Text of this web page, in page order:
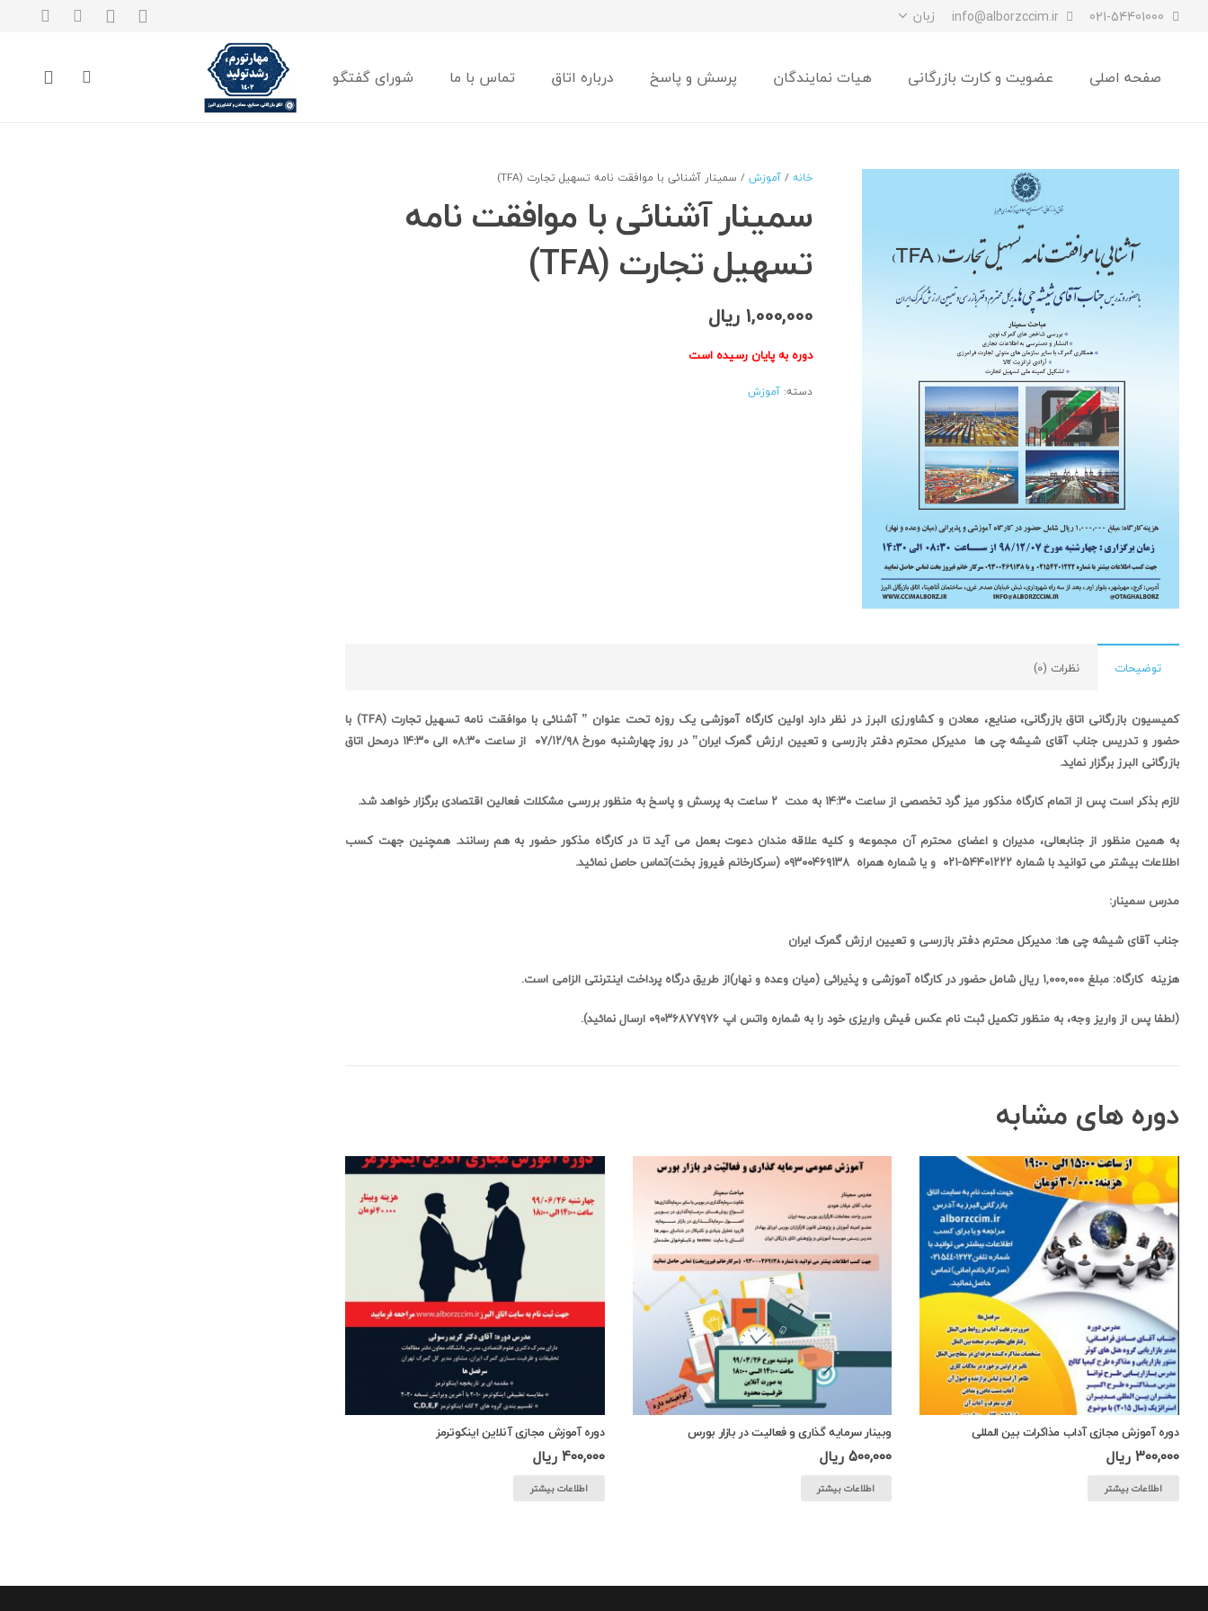
021-54401000
info@alborzccim.ir زبان
صفحه اصلی عضویت و کارت بازرگانی هیات نمایندگان پرسش و پاسخ درباره اتاق تماس با ما شورای گفتگو
خانه /آموزش / سمینار آشنائی با موافقت نامه تسهیل تجارت (TFA)
سمینار آشنائی با موافقت نامه
تسهیل تجارت (TFA)
1,000,000 ریال
دوره به پایان رسیده است
دسته:آموزش
توضیحات نظرات (0)
کمیسیون بازرگانی اتاق بازرگانی، صنایع، معادن و کشاورزی البرز در نظر دارداولین کارگاه آموزشی یک روزه تحت عنوان ” آشنائی با موافقت نامه تسهیل تجارت (TFA) با
حضور و تدریس جناب آقای شیشه چی هامدیرکل محترم دفتر بازرسی و تعیین ارزش گمرک ایران” در روزچهارشنبه مورخ۰۷/۱۲/۹۸ از ساعت۰۸:۳۰ الی ۱۴:۳۰
درمحل اتاق
بازرگانی البرز برگزار نماید.
لازم بذکر است پس از اتمام کارگاه مذکورمیز گرد تخصصی از ساعت۱۴:۳۰ به مدت۲ ساعت به پرسش و پاسخ به منظور بررسی مشکلات فعالین اقتصادی برگزار خواهد شد.
به همین منظور از جنابعالی، مدیران و اعضای محترم آن مجموعه و کلیه علاقه مندان دعوت بعمل می آید تا در کارگاه مذکور حضور به هم رسانند. همچنین جهت کسب
اطلاعات بیشتر می توانید با شماره ۵۴۴۰۱۲۲۲-۰۲۱ و یا شماره همراه ۰۹۳۰۰۴۶۹۱۳۸ (سرکارخانم فیروز بخت)تماس حاصل نمائید.
مدرس سمینار:
جناب آقای شیشه چی ها: مدیرکل محترم دفتر بازرسی و تعیین ارزش گمرک ایران
هزینه کارگاه:مبلغ ۱,۰۰۰,۰۰۰ ریال
شامل حضور در کارگاه آموزشی و پذیرائی (میان وعده و نهار)از طریق درگاه پرداخت اینترنتی الزامی است.
(لطفا پس از واریز وجه، به منظور تکمیل ثبت نام عکس فیش واریزی خود را به شماره واتس اپ ۰۹۰۳۶۸۷۷۹۷۶ ارسال نمائید).
دوره های مشابه
دوره آموزش مجازی آداب مذاکرات بین المللی
300,000 ریال
اطلاعات بیشتر
وبینار سرمایه گذاری و فعالیت در بازار بورس
500,000ریال
اطلاعات بیشتر
دوره آموزش مجازی آنلاین اینکوترمز
400,000ریال
اطلاعات بیشتر